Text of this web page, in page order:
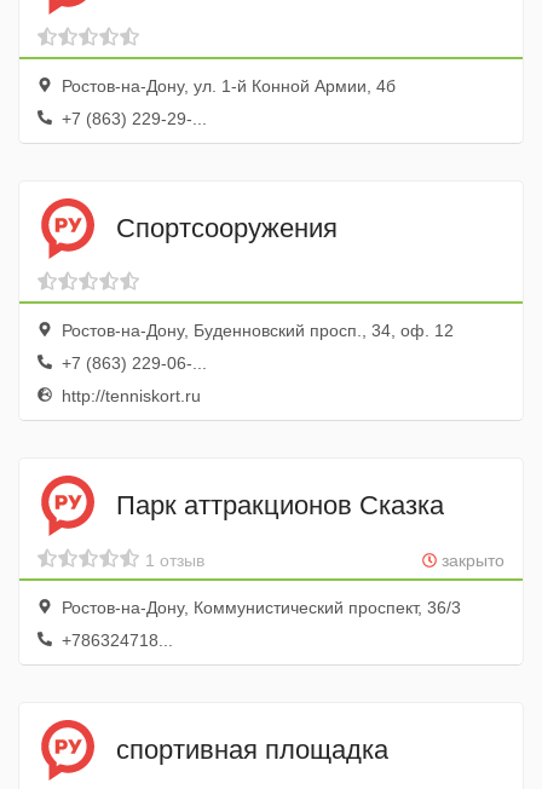
Ростов-на-Дону, ул. 1-й Конной Армии, 4б
+7 (863) 229-29-...
Спортсооружения
Ростов-на-Дону, Буденновский просп., 34, оф. 12
+7 (863) 229-06-...
http://tenniskort.ru
Парк аттракционов Сказка
закрыто
1 отзыв
Ростов-на-Дону, Коммунистический проспект, 36/3
+786324718...
спортивная площадка